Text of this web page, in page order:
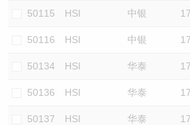
50115 HSI 中银
50116 HSI 中银
50134 HSI 华泰
50136 HSI 华泰
50137 HSI 华泰